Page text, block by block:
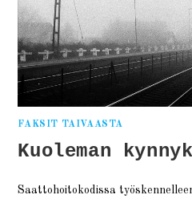
FAKSIT TAIVAASTA
Kuoleman
Saattohoitokodissa